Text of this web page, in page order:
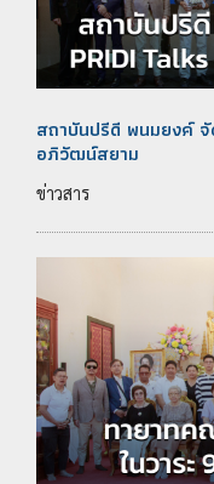
สถาบันปรีดี พนมยงค์ จั
อภิวัฒน์สยาม
ข่าวสาร